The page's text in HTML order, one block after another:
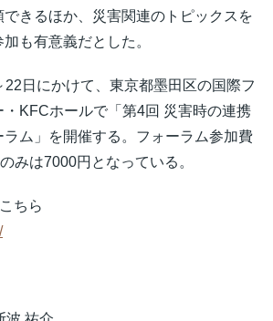
きるほか、災害関連のトピックスを
も有意義だとした。
日にかけて、東京都墨田区の国際フ
・KFCホールで「第4回 災害時の連携
ラム」を開催する。フォーラム参加費
みは7000円となっている。
ちら